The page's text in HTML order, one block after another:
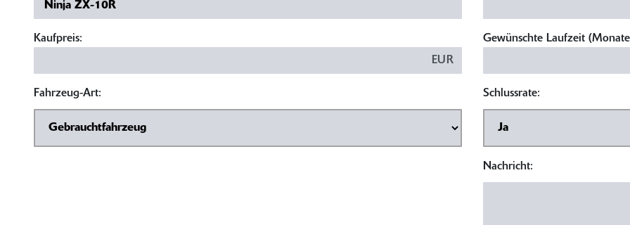
Kaufpreis:
EUR
Fahrzeug-Art:
Gewünschte Laufzeit
Schlussrate:
Nachricht: